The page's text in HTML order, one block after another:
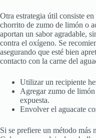
Otra estrategia útil consiste
chorrito de zumo de limón o
aportan un sabor agradable,
contra el oxígeno. Se
asegurando que esté bien
contacto con la carne del
Utilizar un recipiente
Agregar zumo de
expuesta.
Envolver el aguacate
Si se prefiere un método más